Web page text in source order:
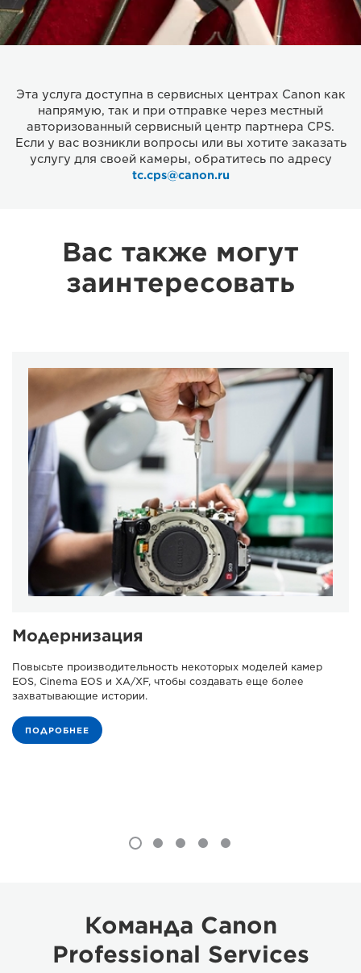
Эта услуга доступна в сервисных центрах Canon как
напрямую, так и при отправке через местный
авторизованный сервисный центр партнера CPS.
Если у вас возникли вопросы или вы хотите заказать
услугу для своей камеры, обратитесь по адресу
tc.cps@canon.ru
Вас также могут
заинтересовать
Модернизация
Повысьте производительность некоторых моделей камер
EOS, Cinema EOS и XA/XF, чтобы создавать еще более
захватывающие истории.
ПОДРОБНЕЕ
Команда Canon
Professional Services